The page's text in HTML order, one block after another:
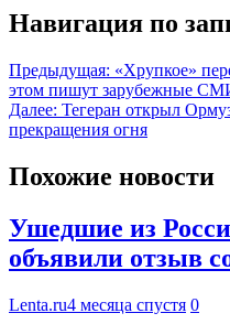
Навигация по
Предыдущая: «Хрупкое»
этом пишут зарубежные
Далее: Тегеран открыл
прекращения огня
Похожие новости
Ушедшие из
объявили отзыв
Lenta.ru4 месяца спустя 0